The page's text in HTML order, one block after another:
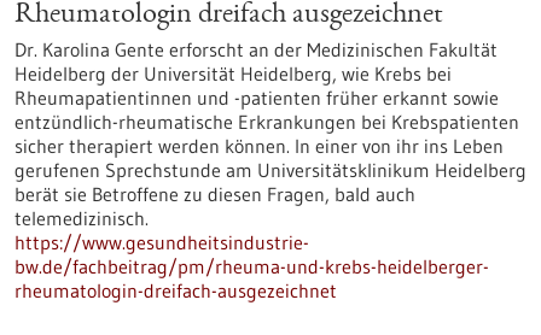
Rheumatologin dreifach ausgezeichnet
Dr. Karolina Gente erforscht an der Medizinischen Fakultät
Heidelberg der Universität Heidelberg, wie Krebs bei
Rheumapatientinnen und -patienten früher erkannt sowie
entzündlich-rheumatische Erkrankungen bei Krebspatienten
sicher therapiert werden können. In einer von ihr ins Leben
gerufenen Sprechstunde am Universitätsklinikum Heidelberg
berät sie Betroffene zu diesen Fragen, bald auch
telemedizinisch.
https://www.gesundheitsindustrie-
bw.de/fachbeitrag/pm/rheuma-und-krebs-heidelberger-
rheumatologin-dreifach-ausgezeichnet